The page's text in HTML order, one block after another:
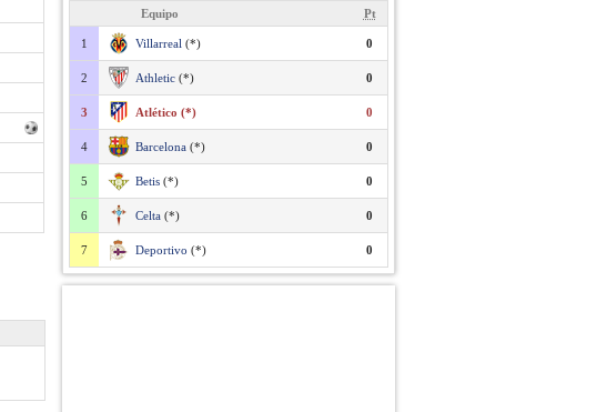
Equipo Pt
1 Villarreal (*) 0
2 Athletic (*) 0
3 Atlético (*) 0
4 Barcelona (*) 0
5 Betis (*) 0
6 Celta (*) 0
7 Deportivo (*) 0